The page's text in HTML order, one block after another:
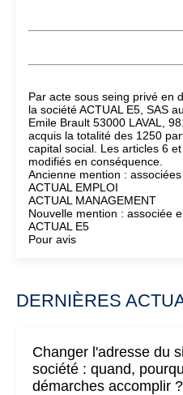
Par acte sous seing privé en
la société ACTUAL E5, SAS
Emile Brault 53000 LAVAL,
acquis la totalité des 1250
capital social. Les articles 6
modifiés en conséquence.
Ancienne mention :
ACTUAL EMPLOI
ACTUAL MANAGEMENT
Nouvelle mention : associée
ACTUAL E5
Pour avis
DERNIÈRES
Changer l'adresse du
société : quand,
démarches accomplir ?